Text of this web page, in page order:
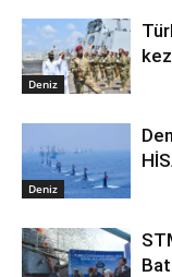
Deniz
Deniz